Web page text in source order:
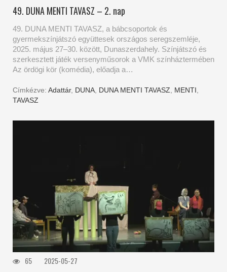
49. DUNA MENTI TAVASZ – 2. nap
49. DUNA MENTI TAVASZ, a bábcsoportok és
gyermekszínjátszó együttesek országos seregszemléje,
2025. május 27–30. között, Dunaszerdahely. Színjátszó és
szerkesztett játék versenyműsorok a VMK színháztermében
Az ördögi kör (komédia), előadja a…
Címkézve: Adattár, DUNA DUNA MENTI TAVASZ MENTI
TAVASZ
65 2025-05-27